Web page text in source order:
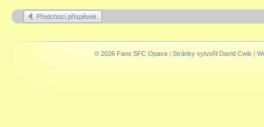
Předchozí příspěvek
© 2026 Fans SFC Opava | Stránky vytvořil David Cwik |